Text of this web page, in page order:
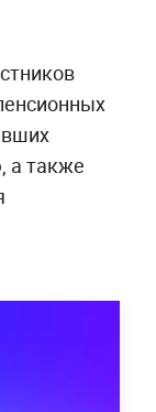
а также